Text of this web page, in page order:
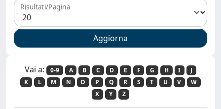
Risultati/Pagina
Vai a: 0-9 A B C D E F G H I
J
K
L M N O P Q R S T U V
W
X
Y Z